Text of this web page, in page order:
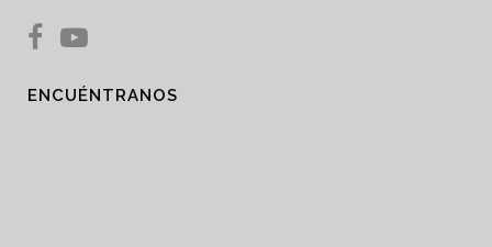
ENCUÉNTRANOS